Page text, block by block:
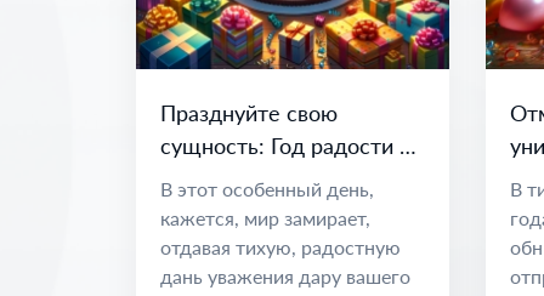
Празднуйте свою
сущность: Год радости и
возможностей
В этот особенный день,
кажется, мир замирает,
отдавая тихую, радостную
дань уважения дару вашего
В